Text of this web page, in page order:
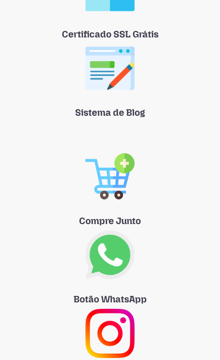
Certificado SSL Grátis
Sistema de Blog
Compre Junto
Botão WhatsApp